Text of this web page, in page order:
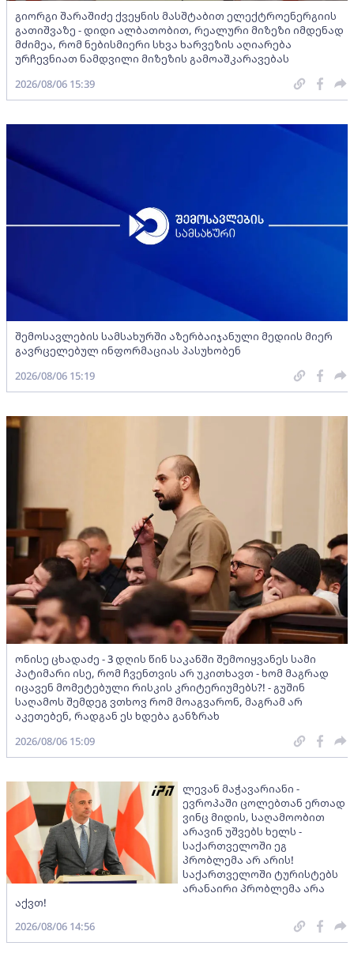
გიორგი შარაშიძე ქვეყნის მასშტაბით ელექტროენერგიის
გათიშვაზე - დიდი ალბათობით, რეალური მიზეზი იმდენად
მძიმეა, რომ ნებისმიერი სხვა ხარვეზის აღიარება
ურჩევნიათ ნამდვილი მიზეზის გამოაშკარავებას
2026/08/06 15:39
შემოსავლების სამსახურში აზერბაიჯანული მედიის მიერ
გავრცელებულ ინფორმაციას პასუხობენ
2026/08/06 15:19
ონისე ცხადაძე - 3 დღის წინ საკანში შემოიყვანეს სამი
პატიმარი ისე, რომ ჩვენთვის არ უკითხავთ - ხომ მაგრად
იცავენ მომეტებული რისკის კრიტერიუმებს?! - გუშინ
საღამოს შემდეგ ვთხოვ რომ მოაგვარონ, მაგრამ არ
აკეთებენ, რადგან ეს ხდება განზრახ
2026/08/06 15:09
ლევან მაჭავარიანი -
ევროპაში ცოლებთან ერთად
ვინც მიდის, საღამოობით
არავინ უშვებს ხელს -
საქართველოში ეგ
პრობლემა არ არის!
საქართველოში ტურისტებს
არანაირი პრობლემა არა
აქვთ!
2026/08/06 14:56